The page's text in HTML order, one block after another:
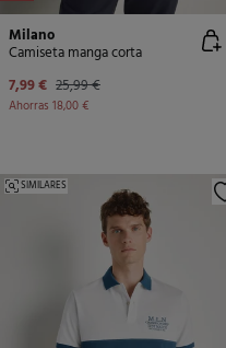
Milano
Camiseta manga corta
7,99 € 25,99 €
Ahorras 18,00 €
SIMILARES